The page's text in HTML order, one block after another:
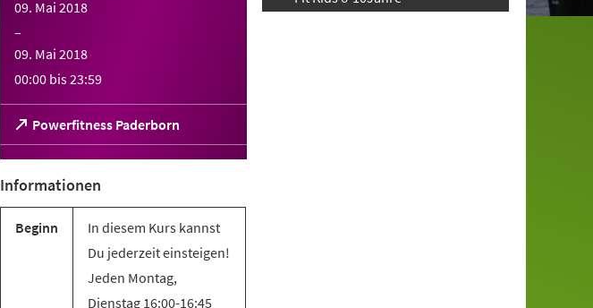
09. Mai 2018
–
09. Mai 2018
00:00 bis23:59
Powerfitness Paderborn
(Öffnet
in
einem
neuen
Tab)
Informationen
Beginn
In diesem Kurs kannst
Du jederzeit einsteigen!
Jeden Montag,
Dienstag 16:00-16:45